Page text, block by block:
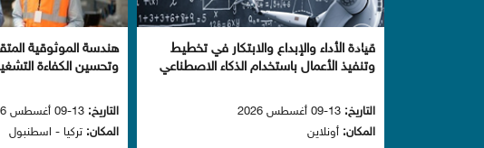
هندسة الموثوقية
وتحسين الكفاءة
التاريخ: 13-09 أغسطس 2026
المكان: تركيا - اسطنبو
قيادة الأداء والإبداع والابتكار في تخطيط
وتنفيذ الأعمال باستخدام الذكاء الاصطناعي
التاريخ:
المكان: أونلاين